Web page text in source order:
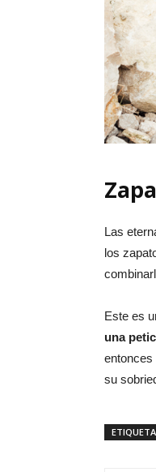
Las
los
Este es
una
entonces
su